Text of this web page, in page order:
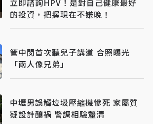
立即諮詢HPV！是對自己健康最好
的投資，把握現在不嫌晚！
管中閔首次聽兒子講道 合照曝光
「兩人像兄弟」
中壢男誤觸垃圾壓縮機慘死 家屬質
疑設計釀禍 警調相驗釐清